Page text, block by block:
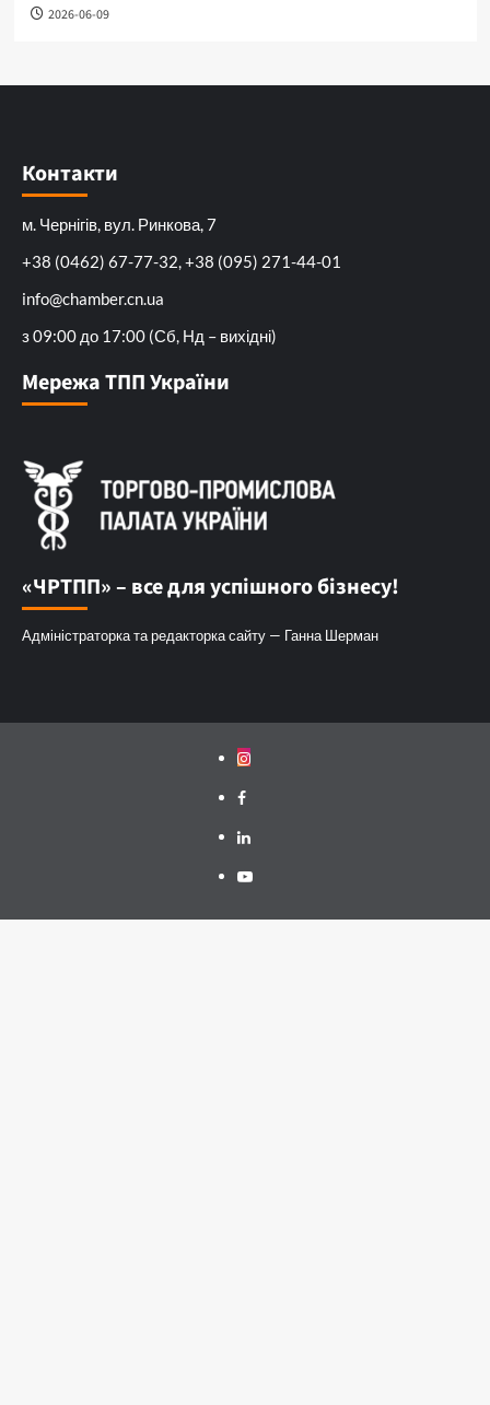
2026-06-09
Контакти
м. Чернігів, вул. Ринкова, 7
+38 (0462) 67-77-32, +38 (095) 271-44-01
info@chamber.cn.ua
з 09:00 до 17:00 (Сб, Нд – вихідні)
Мережа ТПП України
«ЧРТПП» – все для успішного бізнесу!
Адміністраторка та редакторка сайту — Ганна Шерман
Instagram
Facebook
Linkedin
Youtube